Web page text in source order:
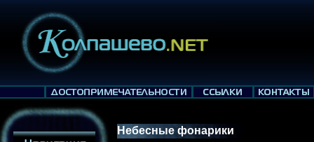
Небесные фонарики